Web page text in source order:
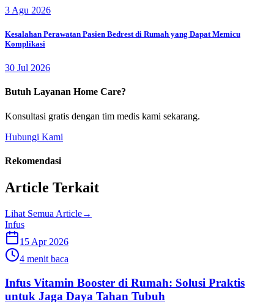
3 Agu 2026
Kesalahan Perawatan Pasien Bedrest di Rumah yang Dapat Memicu
Komplikasi
30 Jul 2026
Butuh Layanan Home Care?
Konsultasi gratis dengan tim medis kami sekarang.
Hubungi Kami
Rekomendasi
Article Terkait
Lihat Semua Article→
Infus
15 Apr 2026
4 menit baca
Infus Vitamin Booster di Rumah: Solusi Praktis
untuk Jaga Daya Tahan Tubuh